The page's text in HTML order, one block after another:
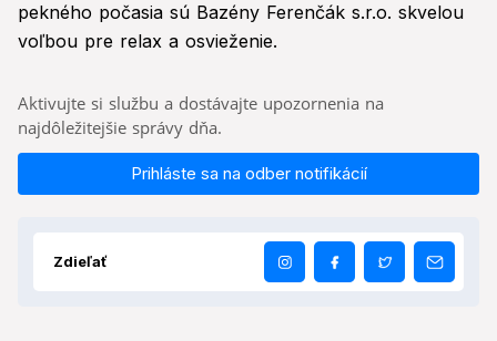
pekného počasia sú Bazény Ferenčák s.r.o. skvelou
voľbou pre relax a osvieženie.
Aktivujte si službu a dostávajte upozornenia na
najdôležitejšie správy dňa.
Prihláste sa na odber notifikácií
Zdieľať